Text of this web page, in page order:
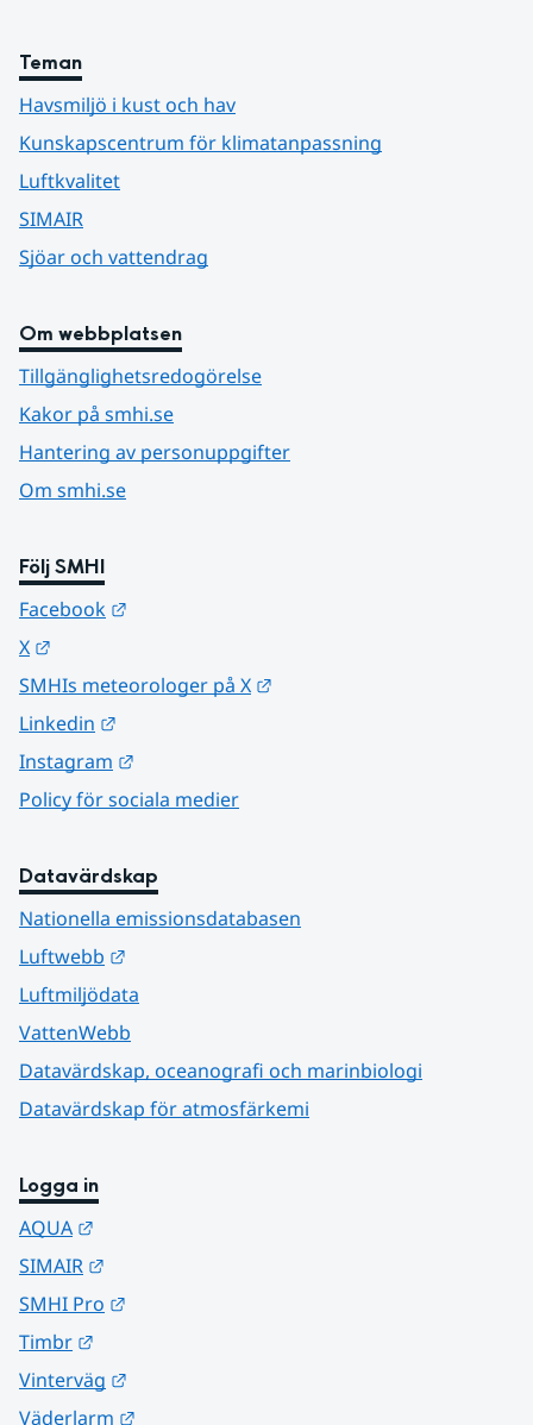
Teman
Havsmiljö i kust och hav
Kunskapscentrum för klimatanpassning
Luftkvalitet
SIMAIR
Sjöar och vattendrag
Om webbplatsen
Tillgänglighetsredogörelse
Kakor på smhi.se
Hantering av personuppgifter
Om smhi.se
Följ SMHI
Facebook
X
SMHIs meteorologer på X
Linkedin
Instagram
Policy för sociala medier
Datavärdskap
Nationella emissionsdatabasen
Luftwebb
Luftmiljödata
VattenWebb
Datavärdskap, oceanografi och marinbiologi
Datavärdskap för atmosfärkemi
Logga in
AQUA
SIMAIR
SMHI Pro
Timbr
Vinterväg
Väderlarm